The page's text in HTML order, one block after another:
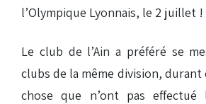
l’Olympique Lyonnais, le 2 juillet !
Le club de l’Ain a préféré se
clubs de la même division,
chose que n’ont pas effectué